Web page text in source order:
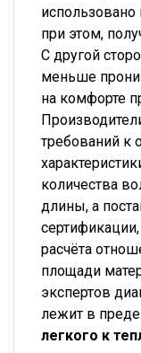
использовано
при этом,
С другой
меньше
на комфорте
требований к
количества
длины, а
расчёта
площади
экспертов
лежит в
легкого к